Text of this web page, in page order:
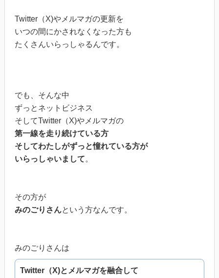
Twitter（X)やメルマガの更新を
いつの間にかされなくなった方も
たくさんいらっしゃるんです。
でも、そんな中
ずっとネットビジネス
そしてTwitter（X)やメルマガの
第一線を走り続けている方
そしてわたしがずっと憧れている方が
いらっしゃいまして。
その方が
みのごりさんという方なんです。
みのごりさんは
Twitter（X)とメルマガを融合して